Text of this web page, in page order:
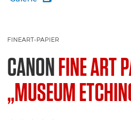
FINEART-PAPIER
CANONFINE ART
„MUSEUM